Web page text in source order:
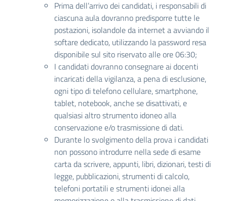
Prima dell’arrivo dei candidati, i responsabili di
ciascuna aula dovranno predisporre tutte le
postazioni, isolandole da internet a avviando il
softare dedicato, utilizzando la password resa
disponibile sul sito riservato alle ore 06:30;
I candidati dovranno consegnare ai docenti
incaricati della vigilanza, a pena di esclusione,
ogni tipo di telefono cellulare, smartphone,
tablet, notebook, anche se disattivati, e
qualsiasi altro strumento idoneo alla
conservazione e/o trasmissione di dati.
Durante lo svolgimento della prova i candidati
non possono introdurre nella sede di esame
carta da scrivere, appunti, libri, dizionari, testi di
legge, pubblicazioni, strumenti di calcolo,
telefoni portatili e strumenti idonei alla